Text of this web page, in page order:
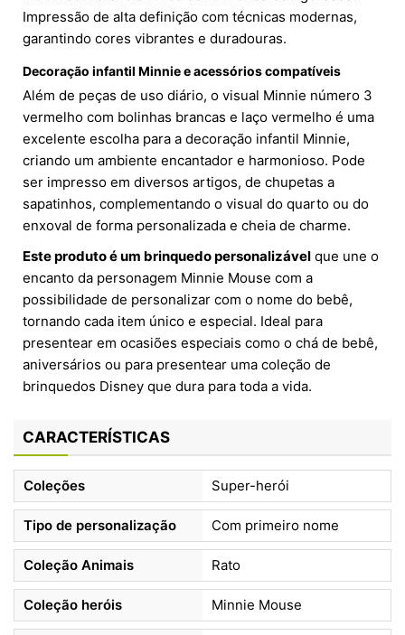
Impressão de alta definição com técnicas modernas,
garantindo cores vibrantes e duradouras.
Decoração infantil Minnie e acessórios compatíveis
Além de peças de uso diário, o visual Minnie número 3
vermelho com bolinhas brancas e laço vermelho é uma
excelente escolha para a decoração infantil Minnie,
criando um ambiente encantador e harmonioso. Pode
ser impresso em diversos artigos, de chupetas a
sapatinhos, complementando o visual do quarto ou do
enxoval de forma personalizada e cheia de charme.
Este produto é um brinquedo personalizável que une o
encanto da personagem Minnie Mouse com a
possibilidade de personalizar com o nome do bebê,
tornando cada item único e especial. Ideal para
presentear em ocasiões especiais como o chá de bebê,
aniversários ou para presentear uma coleção de
brinquedos Disney que dura para toda a vida.
CARACTERÍSTICAS
Coleções Super-herói
Tipo de personalização Com primeiro nome
Coleção Animais Rato
Coleção heróis Minnie Mouse